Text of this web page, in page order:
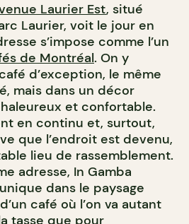
Laurier Est, situé
Laurier, voit le jour en
s’impose comme l’un
de Montréal. On y
d’exception, le même
mais dans un décor
et confortable.
en continu et, surtout,
que l’endroit est devenu,
lieu de rassemblement.
adresse, In Gamba
dans le paysage
café où l’on va autant
tasse que pour